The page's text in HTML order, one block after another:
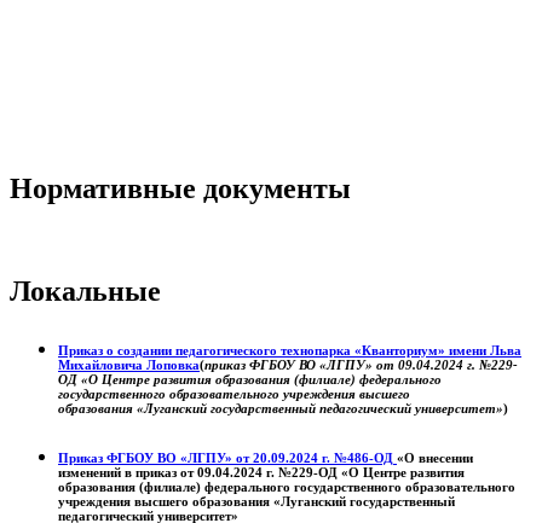
Нормативные документы
Локальные
Приказ о создании педагогического технопарка «Кванториум» имени Льва
Михайловича Лоповка(приказ ФГБОУ ВО «ЛГПУ» от 09.04.2024 г. №229-
ОД «О Центре развития образования (филиале) федерального
государственного образовательного учреждения высшего
образования «Луганский государственный педагогический университет»)
Приказ ФГБОУ ВО «ЛГПУ» от 20.09.2024 г. №486-ОД «О внесении
изменений в приказ от 09.04.2024 г. №229-ОД «О Центре развития
образования (филиале) федерального государственного образовательного
учреждения высшего образования «Луганский государственный
педагогический университет»